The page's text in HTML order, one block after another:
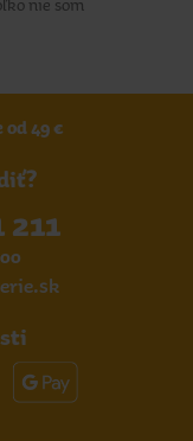
nie som
49 €
211